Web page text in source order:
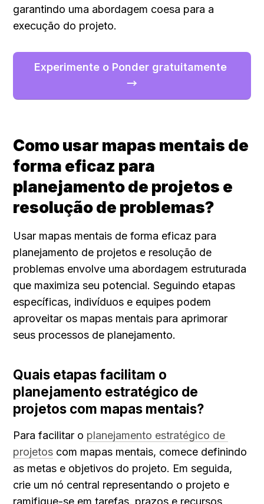
garantindo uma abordagem coesa para a
execução do projeto.
Experimente o Ponder gratuitamente
→
Como usar mapas mentais de
forma eficaz para
planejamento de projetos e
resolução de problemas?
Usar mapas mentais de forma eficaz para
planejamento de projetos e resolução de
problemas envolve uma abordagem estruturada
que maximiza seu potencial. Seguindo etapas
específicas, indivíduos e equipes podem
aproveitar os mapas mentais para aprimorar
seus processos de planejamento.
Quais etapas facilitam o
planejamento estratégico de
projetos com mapas mentais?
Para facilitar o planejamento estratégico de
projetos com mapas mentais, comece definindo
as metas e objetivos do projeto. Em seguida,
crie um nó central representando o projeto e
ramifique-se em tarefas, prazos e recursos